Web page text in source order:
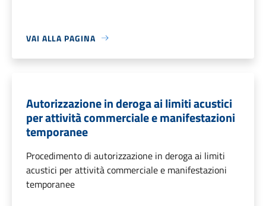
VAI ALLA PAGINA
Autorizzazione in deroga ai limiti acustici
per attività commerciale e manifestazioni
temporanee
Procedimento di autorizzazione in deroga ai limiti
acustici per attività commerciale e manifestazioni
temporanee